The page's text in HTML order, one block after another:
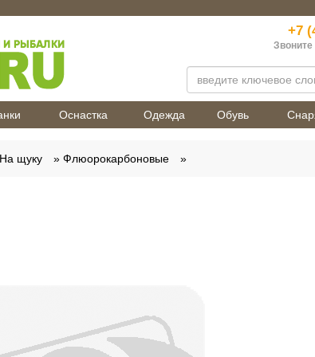
+7
Оснастка Одежда Обувь
На щуку Флюорокарбоновые